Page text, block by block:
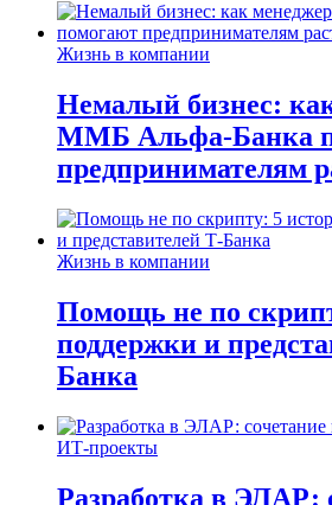
Жизнь в компании
Немалый бизнес:
ММБ Альфа-Банка
предпринимателям
Жизнь в компании
Помощь не по
поддержки и
Банка
ИТ-проекты
Разработка в ЭЛАР: